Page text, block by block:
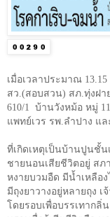
เมื่อเวลาประมาณ 13.15
สว.(สอบสวน) สภ.ทุ่งฝ
610/1
บ้านวังหม้อ หมู่ 11
แพทย์เวร รพ.ลำปาง แ
ที่เกิดเหตุเป็นบ้านปูนชั้น
ชายนอนเสียชีวิตอยู่ สภ
หงายบวมอืด มีน้ำเหลือ
มีถุงยาวางอยู่หลายถุง
โดยรอบเพื่อบรรเทากลิ่